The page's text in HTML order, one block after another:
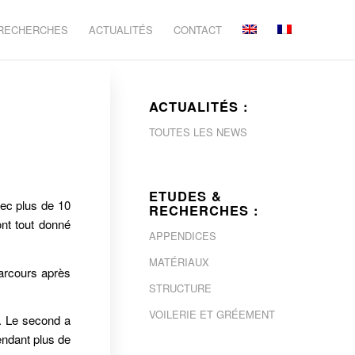
ACTUALITÉS CONTACT
plus de 10
tout donné
après
Le second a
plus de
ACTUALITÉS :
TOUTES LES NEWS
ETUDES &
RECHERCHES :
APPENDICES
MATÉRIAUX
STRUCTURE
VOILERIE ET GRÉEMENT